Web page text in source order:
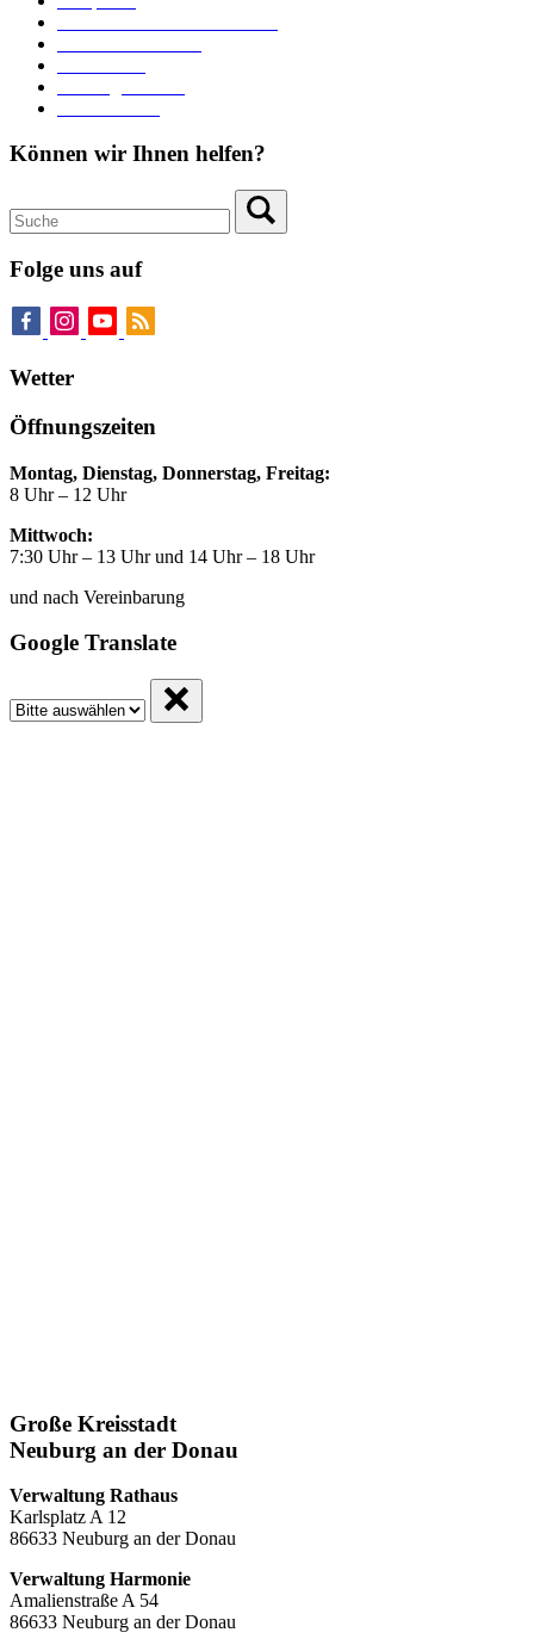
Können wir Ihnen helfen?
Folge uns auf
Wetter
Öffnungszeiten
Montag, Dienstag, Donnerstag, Freitag:
8 Uhr – 12 Uhr
Mittwoch:
7:30 Uhr – 13 Uhr und 14 Uhr – 18 Uhr
und nach Vereinbarung
Google Translate
Große Kreisstadt
Neuburg an der Donau
Verwaltung Rathaus
Karlsplatz A 12
86633 Neuburg an der Donau
Verwaltung Harmonie
Amalienstraße A 54
86633 Neuburg an der Donau